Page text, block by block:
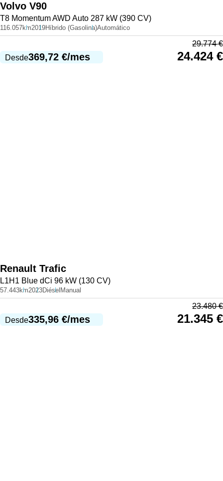
Volvo V90
T8 Momentum AWD Auto 287 kW (390 CV)
116.057km2019Híbrido (Gasolina)Automático
Desde369,72 €/mes
29.774€
24.424 €
Renault Trafic
L1H1 Blue dCi 96 kW (130 CV)
57.443km2023Diésel Manual
Desde335,96 €/mes
23.480€
21.345 €